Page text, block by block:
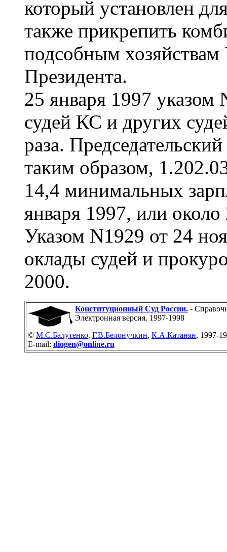
который установлен
также прикрепить
подсобным
Президента.
25 января 1997
судей КС и других
раза.
таким образом,
14,4 минимальных
января 1997, или
Указом N1929 от 24
оклады судей и
2000.
Конституционный Суд России. -
Электронная версия. 1997-1998
© М.С.Балутенко, Г.В.Белонучкин, К.А.Катанян, 1997-
E-mail: diogen@online.ru